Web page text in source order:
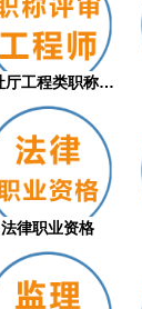
人社厅工程类职称评审
法律职业资格